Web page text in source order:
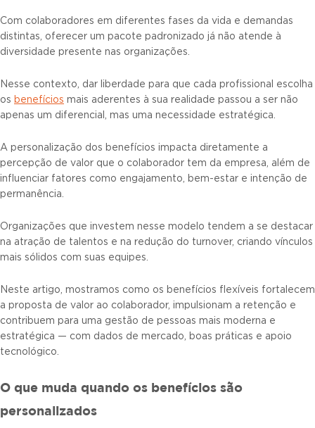
Com colaboradores em diferentes fases da vida e demandas
distintas, oferecer um pacote padronizado já não atende à
diversidade presente nas organizações.
Nesse contexto, dar liberdade para que cada profissional escolha
os benefícios mais aderentes à sua realidade passou a ser não
apenas um diferencial, mas uma necessidade estratégica.
A personalização dos benefícios impacta diretamente a
percepção de valor que o colaborador tem da empresa, além de
influenciar fatores como engajamento, bem-estar e intenção de
permanência.
Organizações que investem nesse modelo tendem a se destacar
na atração de talentos e na redução do turnover, criando vínculos
mais sólidos com suas equipes.
Neste artigo, mostramos como os benefícios flexíveis fortalecem
a proposta de valor ao colaborador, impulsionam a retenção e
contribuem para uma gestão de pessoas mais moderna e
estratégica — com dados de mercado, boas práticas e apoio
tecnológico.
O que muda quando os benefícios são
personalizados